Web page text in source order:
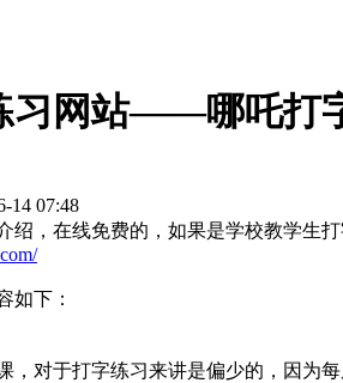
习网站——哪吒打
14 07:48
绍，在线免费的，如果是学校教学生打
如下：
，对于打字练习来讲是偏少的，因为